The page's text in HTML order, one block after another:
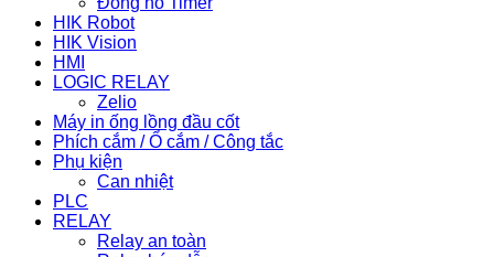
HIK Robot
HIK Vision
HMI
LOGIC RELAY
Zelio
Máy in ống lồng đầu cốt
Phích cắm / Ổ cắm / Công tắc
Phụ kiện
Can nhiệt
PLC
RELAY
Relay an toàn